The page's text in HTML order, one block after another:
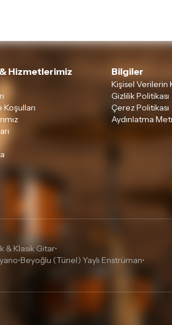
& Hizmetlerimiz Bilgiler
Kişisel Verilerin
Gizlilik Politikası
Çerez Politikası
Aydınlatma
& Klasik Gitar•
•Beyoğlu (Tünel) Yaylı Enstrüman•